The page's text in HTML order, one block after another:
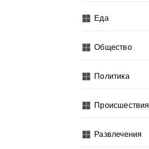
Еда
Общество
Политика
Происшествия
Развлечения